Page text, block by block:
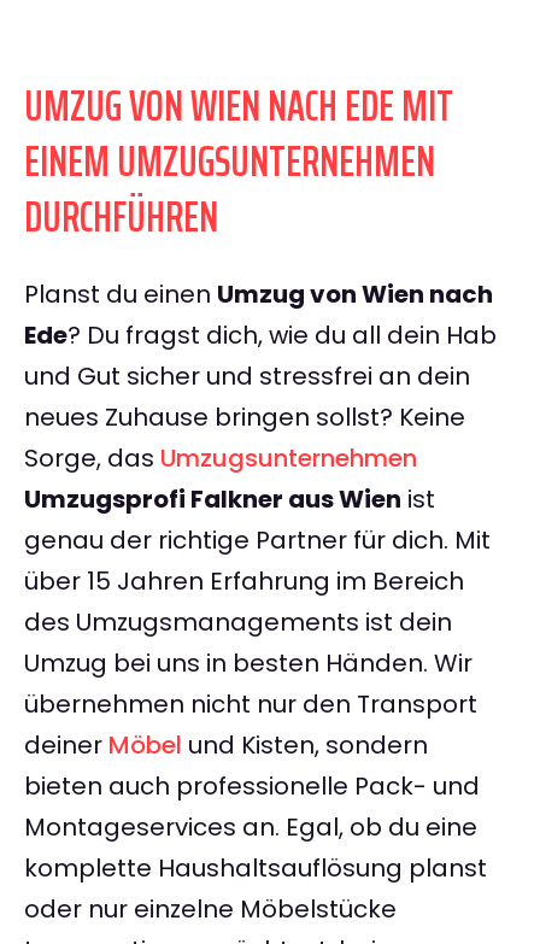
UMZUG VON WIEN NACH EDE MIT
EINEM UMZUGSUNTERNEHMEN
DURCHFÜHREN
Planst du einen Umzug von Wien nach
Ede? Du fragst dich, wie du all dein Hab
und Gut sicher und stressfrei an dein
neues Zuhause bringen sollst? Keine
Sorge, das Umzugsunternehmen
Umzugsprofi Falkner aus Wien ist
genau der richtige Partner für dich. Mit
über 15 Jahren Erfahrung im Bereich
des Umzugsmanagements ist dein
Umzug bei uns in besten Händen. Wir
übernehmen nicht nur den Transport
deiner Möbel und Kisten, sondern
bieten auch professionelle Pack- und
Montageservices an. Egal, ob du eine
komplette Haushaltsauflösung planst
oder nur einzelne Möbelstücke